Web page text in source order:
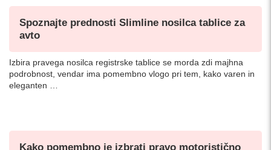
Spoznajte prednosti Slimline nosilca tablice za
avto
Izbira pravega nosilca registrske tablice se morda zdi majhna
podrobnost, vendar ima pomembno vlogo pri tem, kako varen in
eleganten …
Kako pomembno je izbrati pravo motoristično